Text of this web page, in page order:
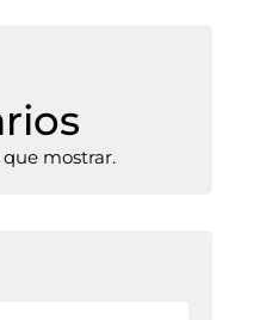
mostrar.